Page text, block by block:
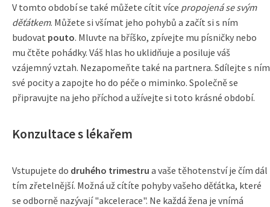
V tomto období se také můžete cítit více propojená se svým
děťátkem. Můžete si všímat jeho pohybů a začít si s ním
budovat pouto. Mluvte na bříško, zpívejte mu písničky nebo
mu čtěte pohádky. Váš hlas ho uklidňuje a posiluje váš
vzájemný vztah. Nezapomeňte také na partnera. Sdílejte s ním
své pocity a zapojte ho do péče o miminko. Společně se
připravujte na jeho příchod a užívejte si toto krásné období.
Konzultace s lékařem
Vstupujete do druhého trimestru a vaše těhotenství je čím dál
tím zřetelnější. Možná už cítíte pohyby vašeho děťátka, které
se odborně nazývají "akcelerace". Ne každá žena je vnímá